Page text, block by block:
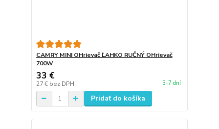
CAMRY MINI OHrievač ĽAHKO RUČNÝ OHrievač
700W
33 €
27 € bez DPH 3-7 dní
Pridať do košíka